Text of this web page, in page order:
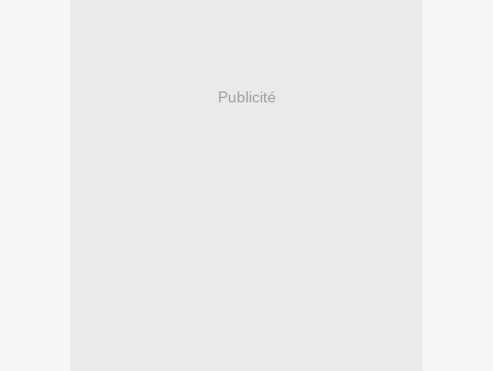
Publicité